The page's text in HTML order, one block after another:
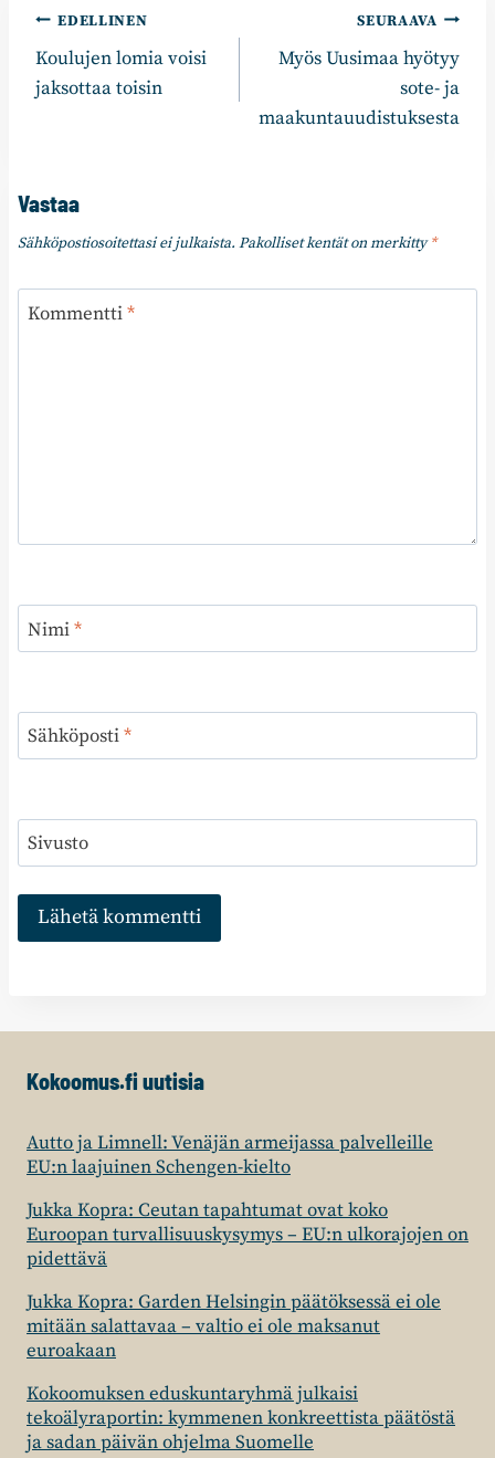
Artikkelien
selaus
EDELLINEN
Koulujen lomia voisi
jaksottaa toisin
SEURAAVA
Myös Uusimaa hyötyy
sote- ja
maakuntauudistuksesta
Vastaa
Sähköpostiosoitettasi ei julkaista. Pakolliset kentät on merkitty*
Kommentti*
Nimi*
Sähköposti*
Sivusto
Kokoomus.fi uutisia
Autto ja Limnell: Venäjän armeijassa palvelleille
EU:n laajuinen Schengen-kielto
Jukka Kopra: Ceutan tapahtumat ovat koko
Euroopan turvallisuuskysymys – EU:n ulkorajojen on
pidettävä
Jukka Kopra: Garden Helsingin päätöksessä ei ole
mitään salattavaa – valtio ei ole maksanut
euroakaan
Kokoomuksen eduskuntaryhmä julkaisi
tekoälyraportin: kymmenen konkreettista päätöstä
ja sadan päivän ohjelma Suomelle